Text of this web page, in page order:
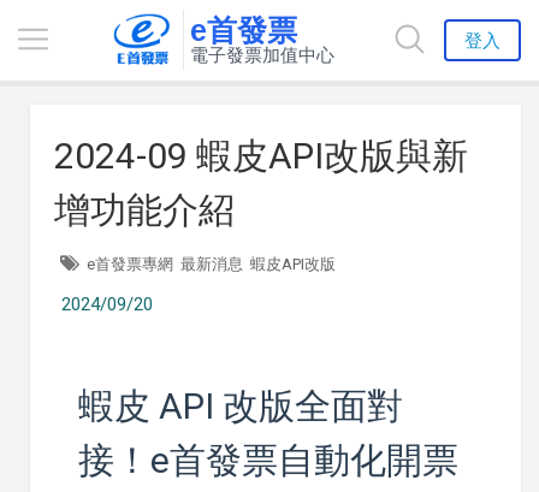
e首發票
電子發票加值中心
登入
2024-09 蝦皮API改版與新
增功能介紹
e首發票專網 最新消息 蝦皮API改版
2024/09/20
蝦皮 API 改版全面對
接！e首發票自動化開票